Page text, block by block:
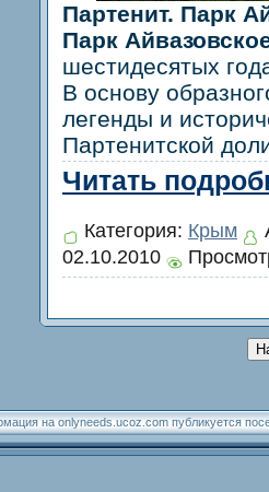
Партенит. Парк
Парк
шестидесятых
В основу
легенды и
Партенитской
Читать
Категория: Крым
02.10.2010
на onlyneeds.ucoz.com публикуется